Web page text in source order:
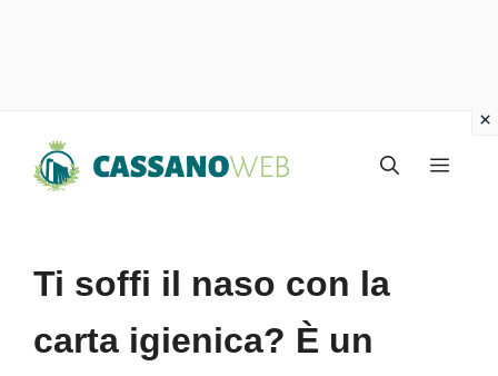
Menu
Ti soffi il naso con la
carta igienica? È un